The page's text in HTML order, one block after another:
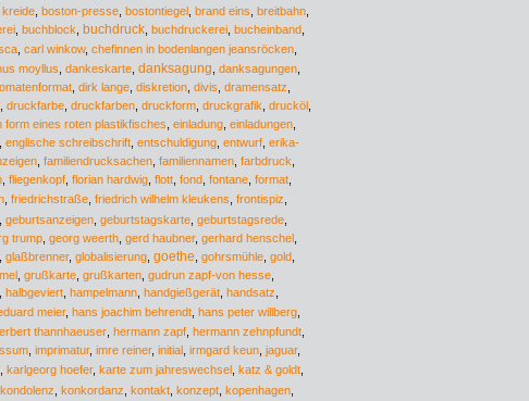
, boston-presse, bostontiegel, brand eins breitbahn,
buchblock buchdruck buchdruckerei bucheinband
carl winkow, chefinnen in bodenlangen jeansröcken
moyllus dankeskarte danksagung danksagungen
dirk lange diskretion divis dramensatz
druckfarbe druckfarben druckform druckgrafik drucköl
form eines roten plastikfisches einladung einladungen
englische schreibschrift entschuldigung entwurf erika-
familiendrucksachen familiennamen farbdruck
fliegenkopf florian hardwig flott fond fontane format
, friedrichstraße, friedrich wilhelm kleukens frontispiz
geburtsanzeigen geburtstagskarte geburtstagsrede
trump, georg weerth, gerd haubner, gerhard henschel,
glaßbrenner, globalisierung, goethe gohrsmühle, gold,
, grußkarte, grußkarten, gudrun zapf-von hesse,
halbgeviert hampelmann handgießgerät handsatz
meier, hans joachim behrendt hans peter willberg
thannhaeuser hermann zapf hermann zehnpfundt
imprimatur, imre reiner, initial irmgard keun jaguar,
karlgeorg hoefer, karte zum jahreswechsel, katz & goldt,
kondolenz konkordanz kontakt, konzept, kopenhagen,